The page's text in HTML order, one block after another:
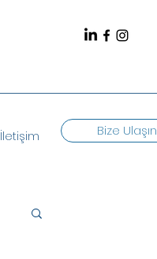
İletişim Bize Ulaşın